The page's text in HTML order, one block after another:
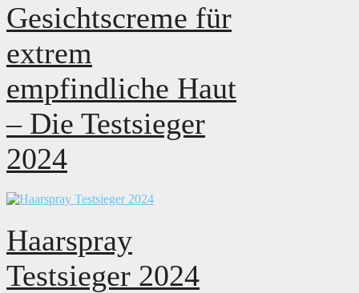
Gesichtscreme für
extrem
empfindliche Haut
– Die Testsieger
2024
Haarspray
Testsieger 2024